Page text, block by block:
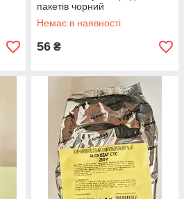
пакетів чорний
Немає в наявності
56 ₴